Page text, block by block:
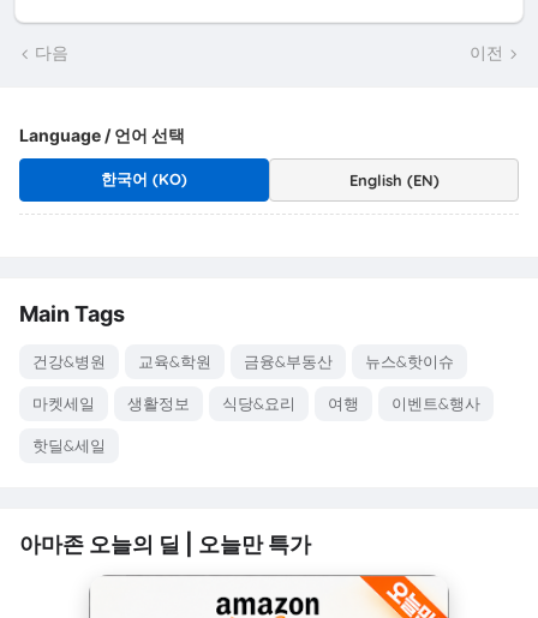
다음 이전
Language / 언어 선택
한국어 (KO) English (EN)
Main Tags
건강&병원 교육&학원 금융&부동산 뉴스&핫이슈
마켓세일 생활정보 식당&요리 여행 이벤트&행사
핫딜&세일
아마존 오늘의 딜 | 오늘만 특가